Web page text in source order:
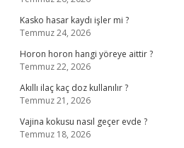
Kasko hasar kaydı işler mi ?
Temmuz 24, 2026
Horon horon hangi yöreye aittir ?
Temmuz 22, 2026
Akıllı ilaç kaç doz kullanılır ?
Temmuz 21, 2026
Vajina kokusu nasıl geçer evde ?
Temmuz 18, 2026